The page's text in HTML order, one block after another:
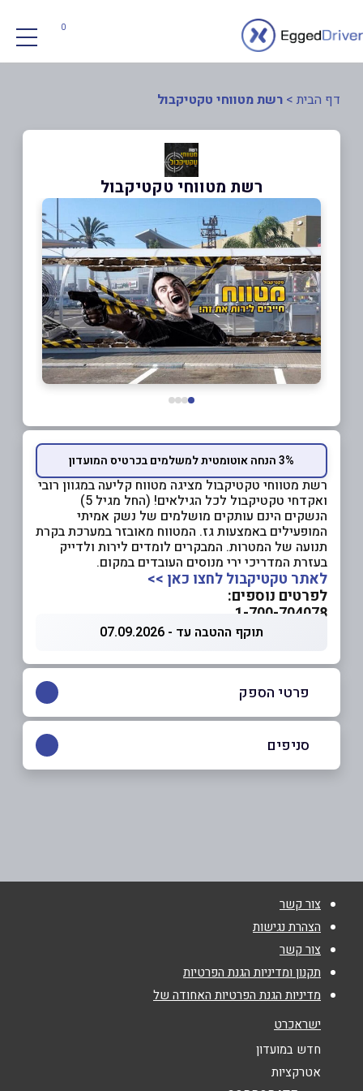
0
דף הבית > רשת מטווחי טקטיקבול
רשת מטווחי טקטיקבול
3% הנחה אוטומטית למשלמים בכרטיס המועדון
רשת מטווחי טקטיקבול מציגה מטווח קליעה במגוון רובי
ואקדחי טקטיקבול לכל הגילאים! (החל מגיל 5)
הנשקים הינם עותקים מושלמים של נשק אמיתי
המופעילים באמצעות גז. המטווח מאובזר במערכת בקרת
תנועה של המטרות. המבקרים לומדים לירות ולדייק
בעזרת המדריכי ירי מנוסים העובדים במקום.
לאתר טקטיקבול לחצו כאן >>
לפרטים נוספים:
1-700-704078
תוקף ההטבה עד - 07.09.2026
פרטי הספק
בפייסבוק
טלפון*
אנא חזרו אלי בקשר ל...
הודעה
סניפים
צור קשר
הצהרת נגישות
צור קשר
תקנון ומדיניות הגנת הפרטיות
מדיניות הגנת הפרטיות האחודה של
ישראכרט
חדש במועדון
אטרקציות